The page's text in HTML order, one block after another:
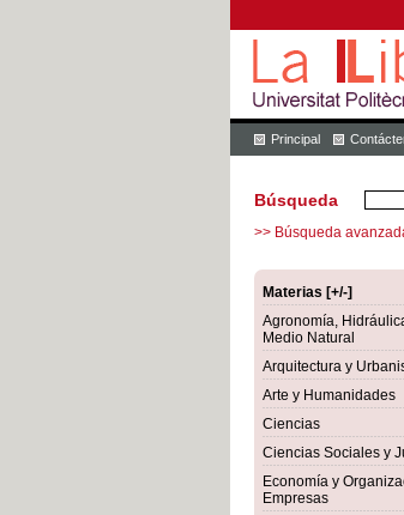
Principal
Búsqueda
>> Búsqueda
Materias [+/-]
Agronomía,
Medio Natural
Arquitectura y
Arte y Humanidades
Ciencias
Ciencias Sociales y
Economía y
Empresas